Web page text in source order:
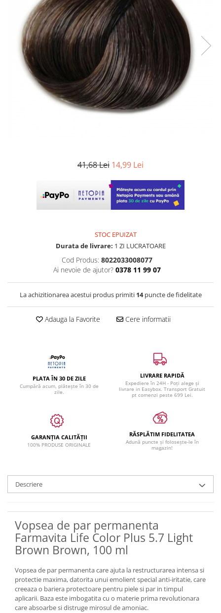
41,68 Lei 14,99 Lei
STOC EPUIZAT
Durata de livrare: 1 ZI LUCRATOARE
Cod Produs: 8022033008077
Ai nevoie de ajutor? 0378 11 99 07
La achizitionarea acestui produs primiti 14puncte de fidelitate
Adauga la Favorite Cere informatii
PLATA ÎN 30 DE ZILE
Cumpără acum, plătește în 30 de
zile.
LIVRARE RAPIDĂ
Expediere în 24H - Poți alege și
livrare in Easybox. Transport Gratuit
pt comenzi peste 699 Lei.
GARANȚIA CALITĂȚII
100% PRODUSE ORIGINALE
RĂSPLĂTIM FIDELITATEA
Adună puncte și folosește-le în
magazin!
Descriere
Vopsea de par permanenta
Farmavita Life Color Plus 5.7 Light
Brown Brown, 100 ml
Vopsea de par permanenta care ajuta la restructurarea intensa si
protectie maxima, datorita unui emolient special anti-iritatie, care
creeaza o bariera protectoare pentru piele si par in timpul
aplicarii. Baza este imbogatita cu o materie prima revolutionara
care absoarbe si distruge mirosul de amoniac.